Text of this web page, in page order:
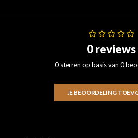
0 reviews
0 sterren op basis van 0
JE BEOORDELING